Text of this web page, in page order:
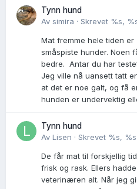
Tynn hund
Av simira · Skrevet %s,
Mat fremme hele tiden
småspiste hunder. Noen
bedre. Antar du har
Jeg ville nå uansett tatt
at det er noe galt, og få
hunden er undervektig
Tynn hund
Av Lisen · Skrevet %s, %s
De får mat til forskjellig
frisk og rask. Ellers
veterinæren alt. Når jeg